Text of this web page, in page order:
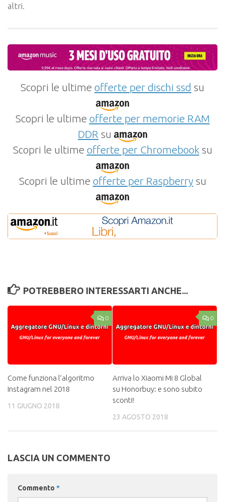
altri.
Scopri le ultime offerte per dischi ssd su
Scopri le ultime offerte per memorie RAM
DDR su
Scopri le ultime offerte per Chromebooksu
Scopri le ultime offerte per Raspberrysu
POTREBBERO INTERESSARTI ANCHE...
0
Come funziona l’algoritmo
Instagram nel 2018
11 GIUGNO 2018
0
Arriva lo Xiaomi Mi 8 Global
su Honorbuy: e sono subito
sconti!
23 AGOSTO 2018
LASCIA UN COMMENTO
Commento *